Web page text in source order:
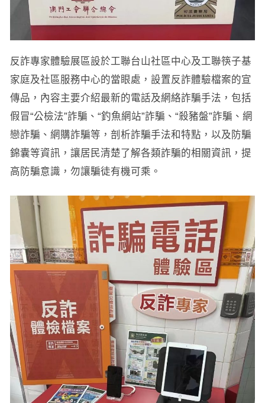
反詐專家體驗展區設於工聯台山社區中心及工聯筷子基
家庭及社區服務中心的當眼處，設置反詐體驗檔案的宣
傳品，內容主要介紹最新的電話及網絡詐騙手法，包括
假冒“公檢法”詐騙、“釣魚網站”詐騙、“殺豬盤”詐騙、網
戀詐騙、網購詐騙等，剖析詐騙手法和特點，以及防騙
錦囊等資訊，讓居民清楚了解各類詐騙的相關資訊，提
高防騙意識，勿讓騙徒有機可乘。